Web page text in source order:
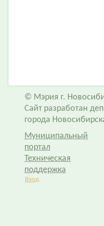
© Мэрия г.
Сайт разработан
города
Муниципальный
портал
Техническая
поддержка
Вход